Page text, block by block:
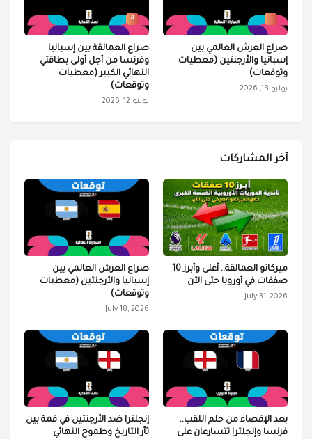
3
صراع العرش العالمي بين
إسبانيا والأرجنتين (معطيات
وتوقعات)
يوليو 18, 2026
4
صراع العمالقة بين إسبانيا
وفرنسا من أجل أولى بطاقتي
النهائي الكبير (معطيات
وتوقعات)
يوليو 12, 2026
آخر المشاركات
ميركاتو العمالقة.. أغلى وأبرز 10
صفقات في أوروبا حتى الآن
July 31, 2026
صراع العرش العالمي بين
إسبانيا والأرجنتين (معطيات
وتوقعات)
July 18, 2026
بعد الإقصاء من حلم اللقب..
فرنسا وإنجلترا تتسارعان على
إنجلترا ضد الأرجنتين في قمة بين
ثأر التاريخ وطموح النهائي